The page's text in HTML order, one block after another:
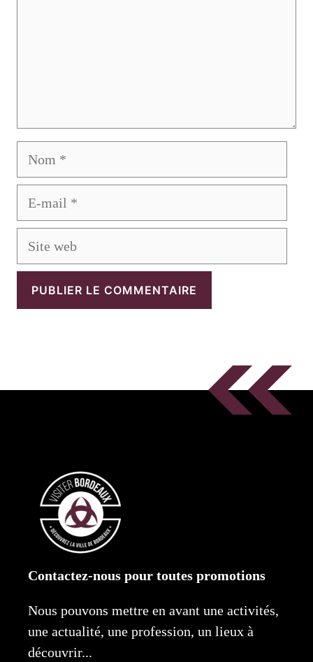
Contactez-nous pour toutes promotions
Nous pouvons mettre en avant une activités,
une actualité, une profession, un lieux à
découvrir...